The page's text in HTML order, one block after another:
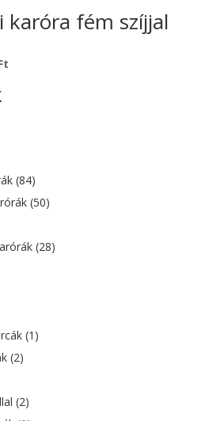
karóra fém szíjjal
(84)
(50)
(28)
(1)
(2)
(2)